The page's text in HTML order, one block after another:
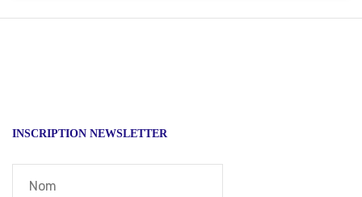
INSCRIPTION NEWSLETTER